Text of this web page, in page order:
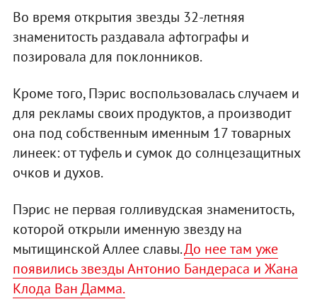
Во время открытия звезды 32-летняя
знаменитость раздавала афтографы и
позировала для поклонников.
Кроме того, Пэрис воспользовалась случаем и
для рекламы своих продуктов, а производит
она под собственным именным 17 товарных
линеек: от туфель и сумок до солнцезащитных
очков и духов.
Пэрис не первая голливудская знаменитость,
которой открыли именную звезду на
мытищинской Аллее славы.До нее там уже
появились звезды Антонио Бандераса и Жана
Клода Ван Дамма.